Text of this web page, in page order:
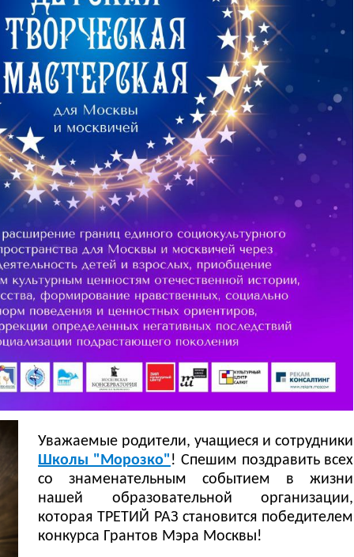
Уважаемые родители, учащиеся и сотрудники
Школы "Морозко" ! Спешим поздравить всех
со знаменательным событием в жизни
нашей образовательной организации,
которая ТРЕТИЙ РАЗ становится победителем
конкурса Грантов Мэра Москвы!